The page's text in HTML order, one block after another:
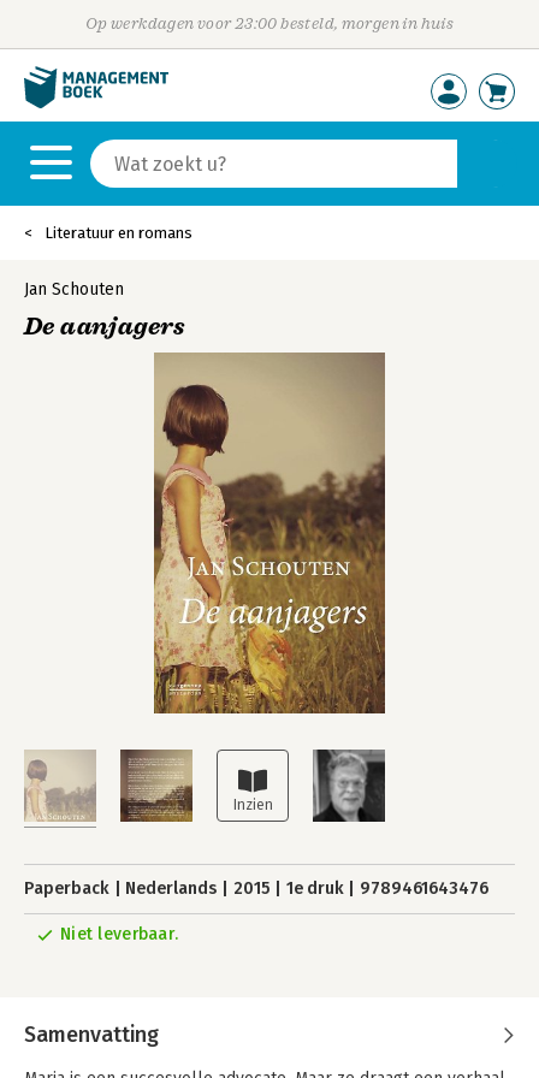
Op werkdagen voor 23:00 besteld, morgen in huis
Literatuur en romans
Jan Schouten
De aanjagers
Paperback Nederlands 2015 1e druk 9789461643476
Niet leverbaar.
Samenvatting